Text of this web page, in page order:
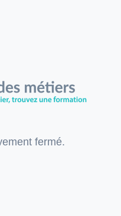
fermé.